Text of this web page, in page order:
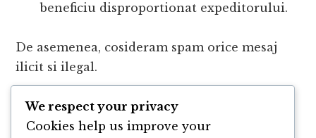
beneficiu disproportionat expeditorului.
De asemenea, cosideram spam orice mesaj
ilicit si ilegal.
Limitarea raspunderii
We respect your privacy
Cookies help us improve your